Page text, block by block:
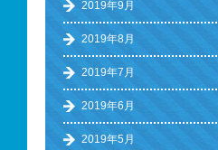
2019年9月
2019年8月
2019年7月
2019年6月
2019年5月